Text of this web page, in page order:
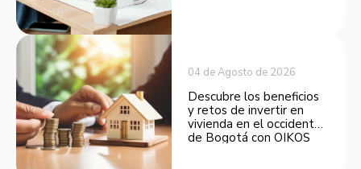
04 de Agosto de 2026
Descubre los beneficios
y retos de invertir en
vivienda en el occidente
de Bogotá con OIKOS